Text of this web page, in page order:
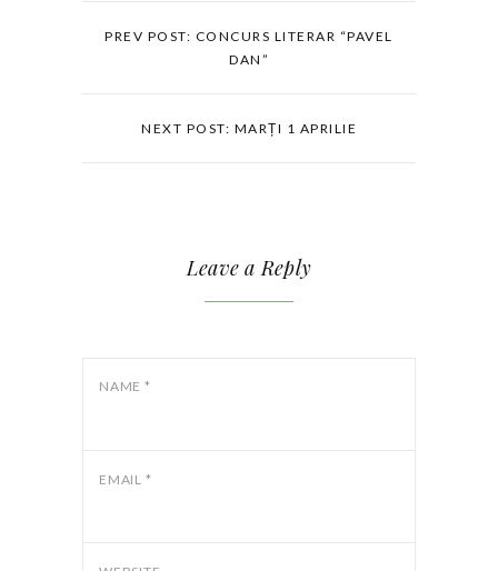
PREV POST: CONCURS LITERAR “PAVEL
DAN”
NEXT POST: MARȚI 1 APRILIE
Leave a Reply
NAME *
EMAIL *